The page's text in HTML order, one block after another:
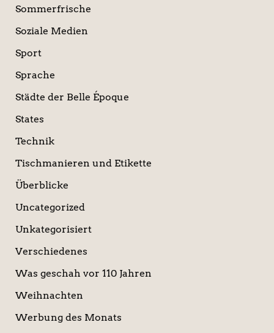
Sommerfrische
Soziale Medien
Sport
Sprache
Städte der Belle Époque
States
Technik
Tischmanieren und Etikette
Überblicke
Uncategorized
Unkategorisiert
Verschiedenes
Was geschah vor 110 Jahren
Weihnachten
Werbung des Monats